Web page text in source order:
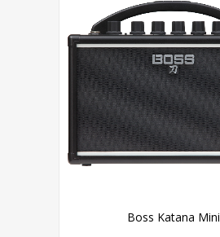
Boss Katana Mini